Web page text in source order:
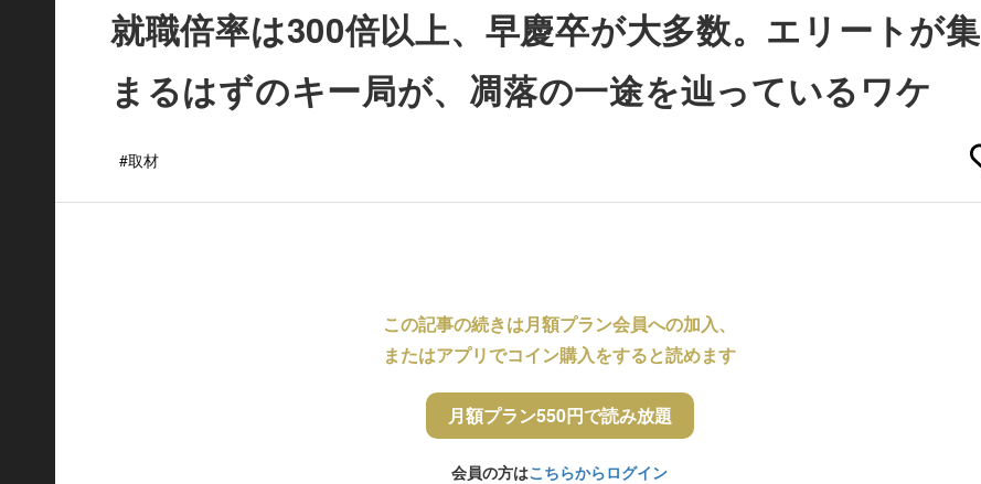
就職倍率は300倍以上、早慶卒が大多数。エリートが集
まるはずのキー局が、凋落の一途を辿っているワケ
#取材
この記事の続きは月額プラン会員への加入、
またはアプリでコイン購入をすると読めます
月額プラン550円で読み放題
会員の方はこちらからログイン